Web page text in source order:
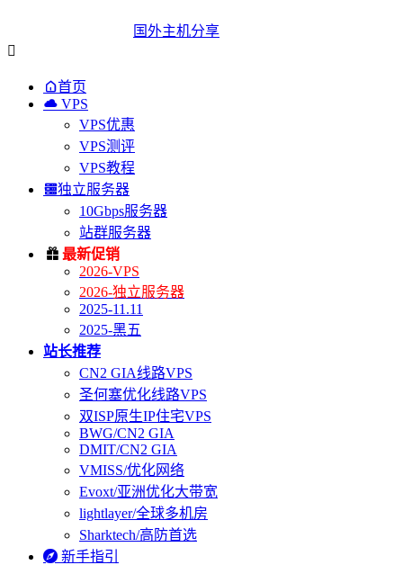
国外主机分享

首页
 VPS
VPS优惠
VPS测评
VPS教程
独立服务器
10Gbps服务器
站群服务器
 最新促销
2026-VPS
2026-独立服务器
2025-11.11
2025-黑五
站长推荐
CN2 GIA线路VPS
圣何塞优化线路VPS
双ISP原生IP住宅VPS
BWG/CN2 GIA
DMIT/CN2 GIA
VMISS/优化网络
Evoxt/亚洲优化大带宽
lightlayer/全球多机房
Sharktech/高防首选
 新手指引